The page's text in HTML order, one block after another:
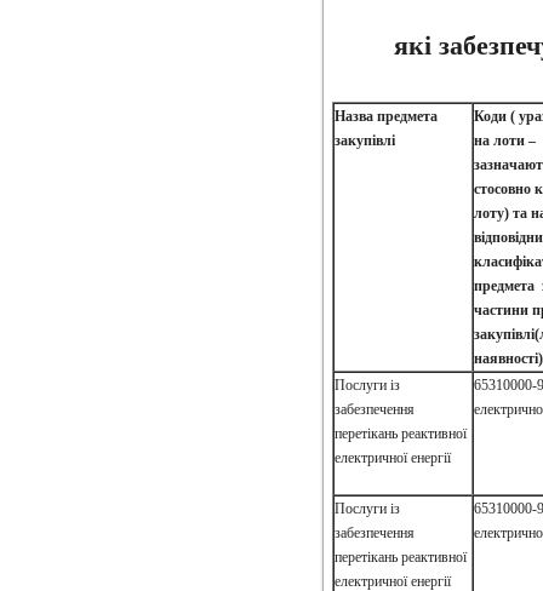
які
Назва предмета
закупівлі
Коди (
на лоти –
стосовно
лоту) та
предмета
частини
наявності)
Послуги із
забезпечення
перетікань реактивної
електричної енергії
65310000-
Послуги із
забезпечення
перетікань реактивної
електричної енергії
65310000-